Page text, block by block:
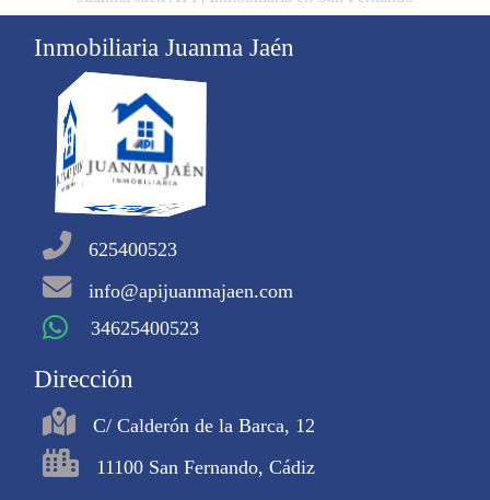
Inmobiliaria Juanma Jaén
625400523
info@apijuanmajaen.com
34625400523
Dirección
C/ Calderón de la Barca, 12
11100 San Fernando, Cádiz